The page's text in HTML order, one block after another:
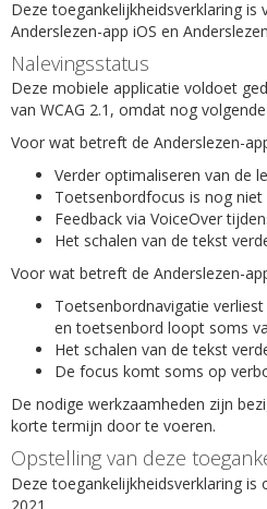
Deze toegankelijkheidsverklaring is
Anderslezen-app iOS en
Nalevingsstatus
Deze mobiele applicatie voldoet
van WCAG 2.1, omdat nog
Voor wat betreft de Anderslezen-
Verder optimaliseren van de
Toetsenbordfocus is nog
Feedback via VoiceOver
Het schalen van de tekst
Voor wat betreft de Anderslezen-
Toetsenbordnavigatie
en toetsenbord loopt soms
Het schalen van de tekst
De focus komt soms op
De nodige werkzaamheden zijn
korte termijn door te voeren.
Opstelling van deze
Deze toegankelijkheidsverklaring